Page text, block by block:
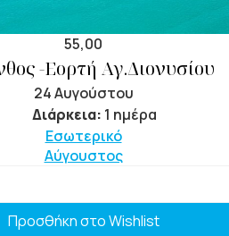
55,00
-Εορτή Αγ.Διονυσίου
24 Αυγούστου
Διάρκεια: 1 ημέρα
Εσωτερικό
Αύγουστος
Προσθήκη στο Wishlist